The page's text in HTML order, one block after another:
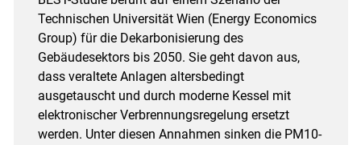
Technischen Universität Wien (Energy Economics
Group) für die Dekarbonisierung des
Gebäudesektors bis 2050. Sie geht davon aus,
dass veraltete Anlagen altersbedingt
ausgetauscht und durch moderne Kessel mit
elektronischer Verbrennungsregelung ersetzt
werden. Unter diesen Annahmen sinken die PM10-